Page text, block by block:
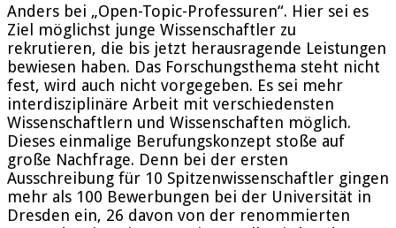
Anders bei „Open-Topic-Professuren“. Hier sei es
Ziel möglichst junge Wissenschaftler zu
rekrutieren, die bis jetzt herausragende Leistungen
bewiesen haben. Das Forschungsthema steht nicht
fest, wird auch nicht vorgegeben. Es sei mehr
interdisziplinäre Arbeit mit verschiedensten
Wissenschaftlern und Wissenschaften möglich.
Dieses einmalige Berufungskonzept stoße auf
große Nachfrage. Denn bei der ersten
Ausschreibung für 10 Spitzenwissenschaftler gingen
mehr als 100 Bewerbungen bei der Universität in
Dresden ein, 26 davon von der renommierten